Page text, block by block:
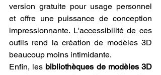
version gratuite pour usage personnel
et offre une puissance de conception
impressionnante. L'accessibilité de ces
outils rend la création de modèles 3D
beaucoup moins intimidante.
Enfin, les bibliothèques de modèles 3D